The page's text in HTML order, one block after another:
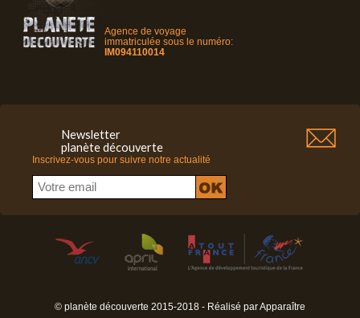
Agence de voyage
immatriculée sous le numéro:
IM094110014
Newsletter
planète découverte
Inscrivez-vous pour suivre notre actualité
© planète découverte 2015-2018 - Réalisé parApparaître